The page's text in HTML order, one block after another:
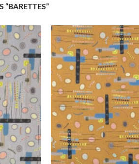
“BARETTES”